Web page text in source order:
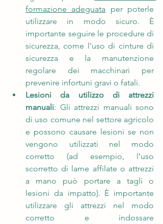
formazione adeguata per poterle
utilizzare in modo sicuro. È
importante seguire le procedure di
sicurezza, come l’uso di cinture di
sicurezza e la manutenzione
regolare dei macchinari per
prevenire infortuni gravi o fatali.
Lesioni da utilizzo di attrezzi
manuali: Gli attrezzi manuali sono
di uso comune nel settore agricolo
e possono causare lesioni se non
vengono utilizzati nel modo
corretto (ad esempio, l’uso
scorretto di lame affilate o attrezzi
a mano può portare a tagli o
lesioni da impatto). È importante
utilizzare gli attrezzi nel modo
corretto e indossare